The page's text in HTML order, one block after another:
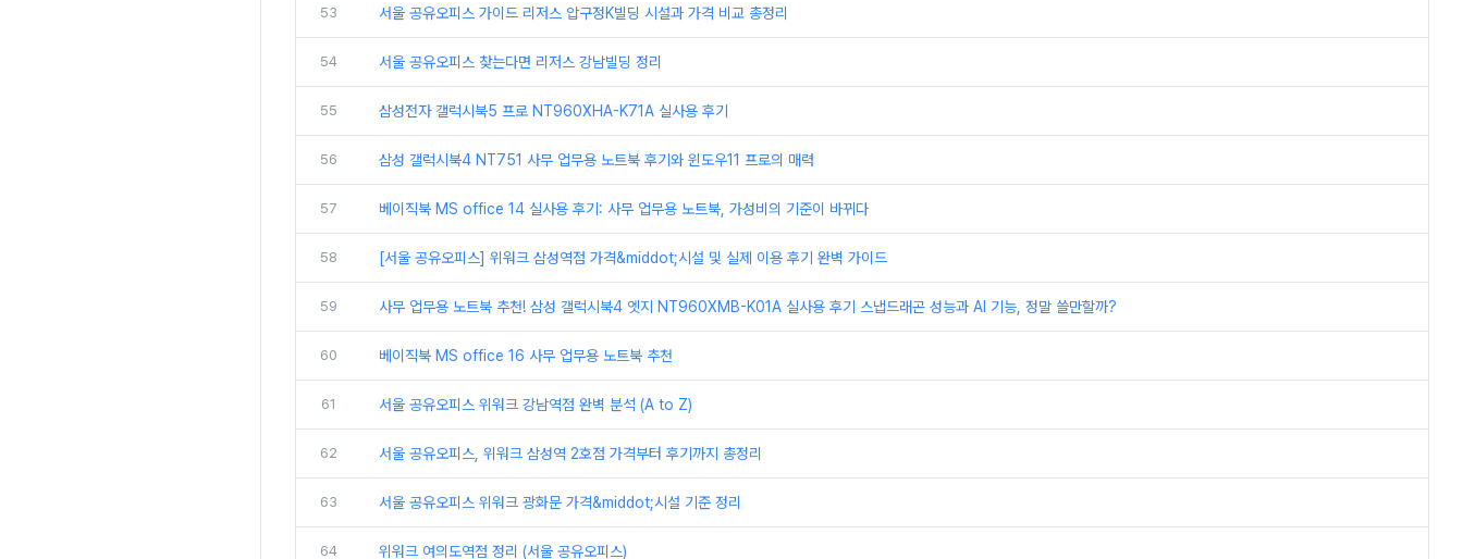
53 서울 공유오피스 가이드 리저스 압구정K빌딩 시설과 가격 비교 총정리
54 서울 공유오피스 찾는다면 리저스 강남빌딩 정리
55 삼성전자 갤럭시북5 프로 NT960XHA-K71A 실사용 후기
56 삼성 갤럭시북4 NT751 사무 업무용 노트북 후기와 윈도우11 프로의 매력
57 베이직북 MS office 14 실사용 후기: 사무 업무용 노트북, 가성비의 기준이 바뀌다
58 [서울 공유오피스] 위워크 삼성역점 가격&middot;시설 및 실제 이용 후기 완벽 가이드
59 사무 업무용 노트북 추천! 삼성 갤럭시북4 엣지 NT960XMB-K01A 실사용 후기 스냅드래곤 성능과 AI 기능, 정말 쓸만할까?
60 베이직북 MS office 16 사무 업무용 노트북 추천
61 서울 공유오피스 위워크 강남역점 완벽 분석 (A to Z)
62 서울 공유오피스, 위워크 삼성역 2호점 가격부터 후기까지 총정리
63 서울 공유오피스 위워크 광화문 가격&middot;시설 기준 정리
64 위워크 여의도역점 정리 (서울 공유오피스)